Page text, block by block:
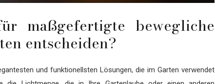
maßgefertigte bewegliche
entscheiden?
und funktionellsten Lösungen, die im Garten verwendet